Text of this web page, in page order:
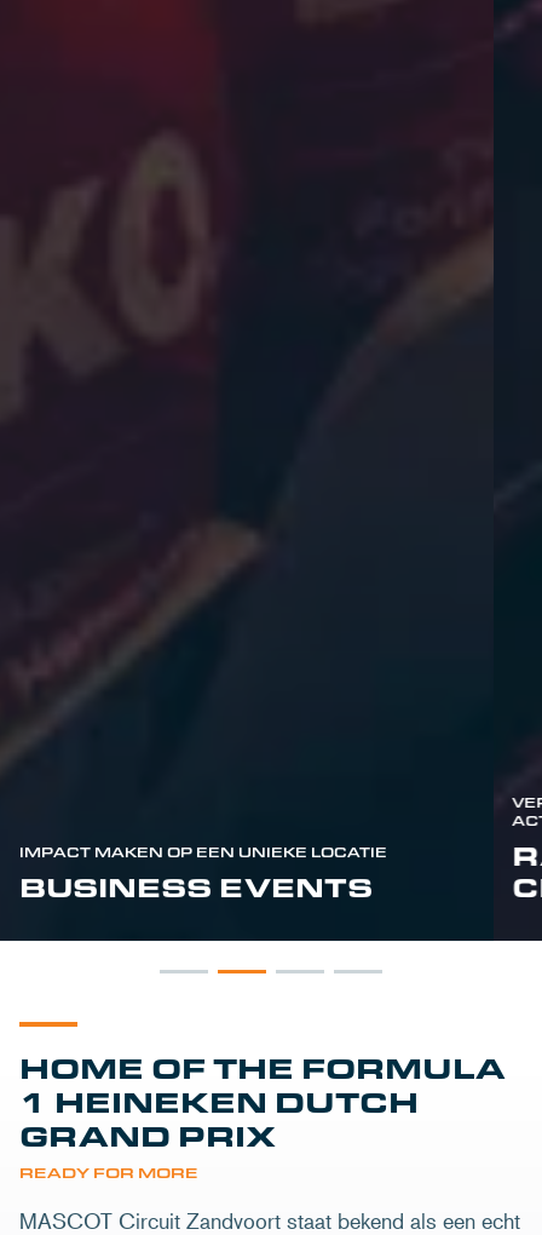
DAN EEN RACETRACK
CIRCUIT
IMPACT MAKEN OP EEN UNIEKE LOCATIE
BUSINESS EVENTS
HOME OF THE FORMULA
1 HEINEKEN DUTCH
GRAND PRIX
READY FOR MORE
MASCOT Circuit Zandvoort staat bekend als een echt